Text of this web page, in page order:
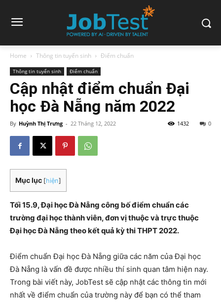
Home Thông tin tuyển sinh Điểm chuẩn
Thông tin tuyển sinh Điểm chuẩn
Cập nhật điểm chuẩn Đại
học Đà Nẵng năm 2022
By Huỳnh Thị Trưng - 22 Tháng 12, 2022 0
1432
Mục lục [hiện]
Tối 15.9, Đại học Đà Nẵng công bố điểm chuẩn các
trường đại học thành viên, đơn vị thuộc và trực thuộc
Đại học Đà Nẵng theo kết quả kỳ thi THPT 2022.
Điểm chuẩn Đại học Đà Nẵng giữa các năm của Đại học
Đà Nẵng là vấn đề được nhiều thí sinh quan tâm hiện nay.
Trong bài viết này, JobTest sẽ cập nhật các thông tin mới
nhất về điểm chuẩn của trường này để bạn có thể tham